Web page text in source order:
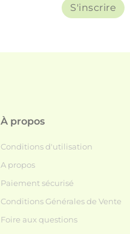
S'inscrire
À propos
Conditions d'utilisation
A propos
Paiement sécurisé
Conditions Générales de Vente
Foire aux questions